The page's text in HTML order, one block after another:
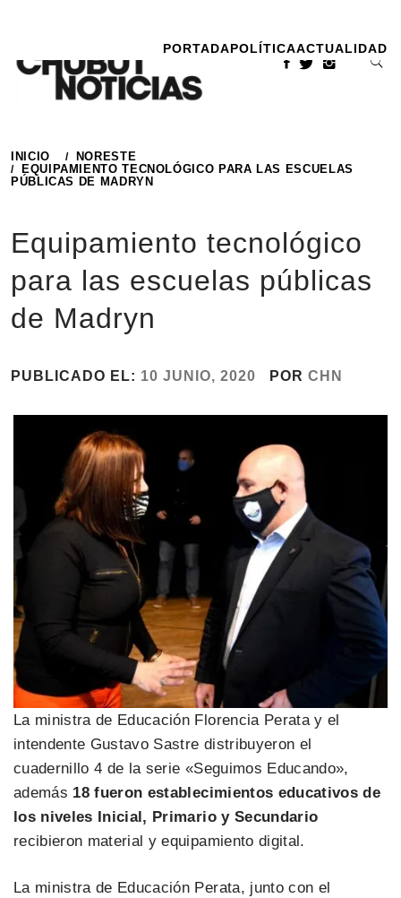
contenido
PORTADAPOLÍTICAACTUALIDAD
INICIO
NORESTE
EQUIPAMIENTO TECNOLÓGICO PARA LAS ESCUELAS
PÚBLICAS DE MADRYN
Equipamiento tecnológico
para las escuelas públicas
de Madryn
PUBLICADO EL: 10 JUNIO, 2020 POR CHN
La ministra de Educación Florencia Perata y el
intendente Gustavo Sastre distribuyeron el
cuadernillo 4 de la serie «Seguimos Educando»,
además 18 fueron establecimientos educativos de
los niveles Inicial, Primario y Secundario
recibieron material y equipamiento digital.
La ministra de Educación Perata, junto con el